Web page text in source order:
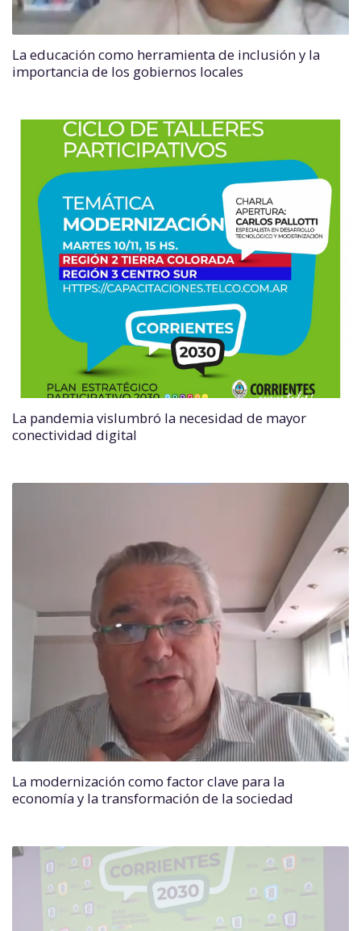
La educación como herramienta de inclusión y la
importancia de los gobiernos locales
La pandemia vislumbró la necesidad de mayor
conectividad digital
La modernización como factor clave para la
economía y la transformación de la sociedad